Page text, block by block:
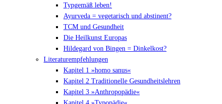
Typgemäß leben!
Ayurveda = vegetarisch und abstinent?
TCM und Gesundheit
Die Heilkunst Europas
Hildegard von Bingen = Dinkelkost?
Literaturempfehlungen
Kapitel 1 »homo sanus«
Kapitel 2 Traditionelle Gesundheitslehren
Kapitel 3 »Anthropopädie«